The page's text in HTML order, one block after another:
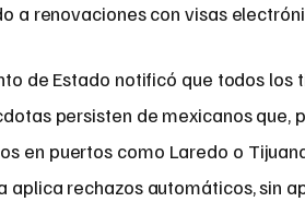
a renovaciones con visas
de Estado notificó que todos los
persisten de mexicanos que,
en puertos como Laredo o
aplica rechazos automáticos, sin